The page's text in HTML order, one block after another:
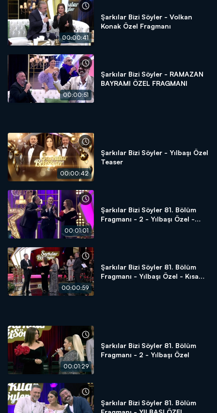
00:00:41
Şarkılar Bizi Söyler - Volkan
Konak Özel Fragmanı
00:00:51
Şarkılar Bizi Söyler - RAMAZAN
BAYRAMI ÖZEL FRAGMANI
00:00:42
Şarkılar Bizi Söyler - Yılbaşı Özel
Teaser
00:01:01
Şarkılar Bizi Söyler 81. Bölüm
Fragmanı - 2 - Yılbaşı Özel -
00:00:59
Şarkılar Bizi Söyler 81. Bölüm
Fragmanı - Yılbaşı Özel - Kısa
00:01:29
Şarkılar Bizi Söyler 81. Bölüm
Fragmanı - 2 - Yılbaşı Özel
Şarkılar Bizi Söyler 81. Bölüm